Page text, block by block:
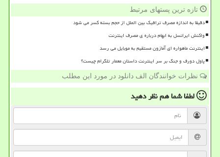
تازه ترین پستهای مرتبط
دقیقا به اندازه مصرف ترافیک بین الملل از حجم بسته کسر می شود
واکنش ایرانسل به ابهام درباره ی مصرف اینترنت
اینترنت ماهواره ای آمازون مستقیم به موبایل می رسد
پاول دورف و جنگ بر سر اینترنت داستان معمار تلگرام چیست؟
نظرات خوانندگان الف دانلود در مورد این مطلب
لطفا شما همنظر دهید